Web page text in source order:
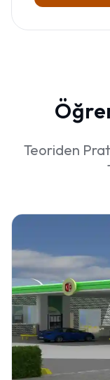
Teoriden